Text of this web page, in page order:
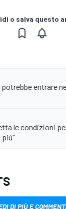
o salva questo
potrebbe entrare
le condizioni
più"
DI PIÙ E